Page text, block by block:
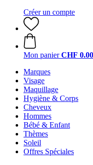
Créer un compte
Mon panier CHF 0.00
Marques
Visage
Maquillage
Hygiène & Corps
Cheveux
Hommes
Bébé & Enfant
Thèmes
Soleil
Offres Spéciales